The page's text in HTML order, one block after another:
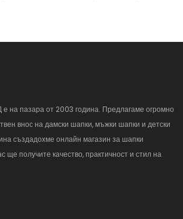
на пазара от 2003 година. Предлагаме огромно
внос на дамски шапки, мъжки шапки и детски
създадохме онлайн магазин за шапки
получите качество, практичност и стил на